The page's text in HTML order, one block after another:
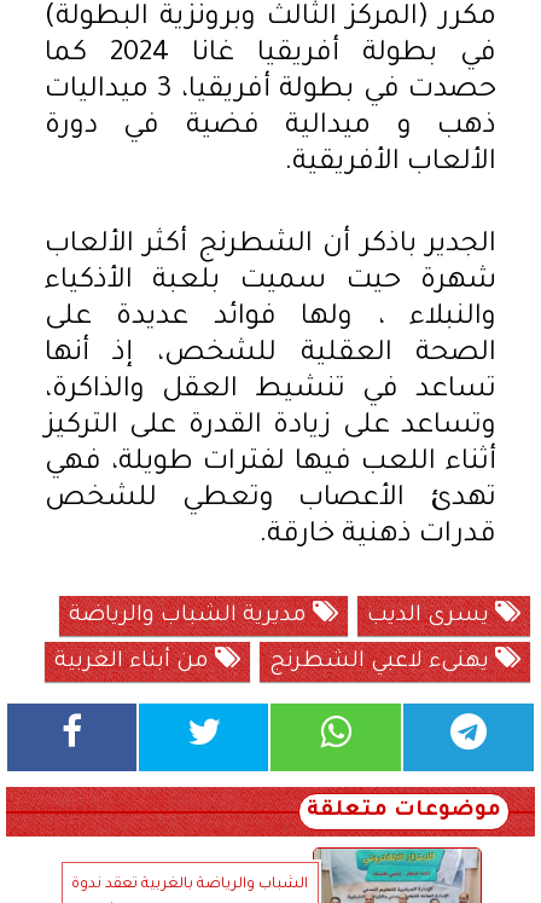
مكرر (المركز الثالث وبرونزية البطولة)
في بطولة أفريقيا غانا 2024 كما
حصدت في بطولة أفريقيا، 3 ميداليات
ذهب و ميدالية فضية في دورة
الألعاب الأفريقية.
الجدير باذكر أن الشطرنج أكثر الألعاب
شهرة حيت سميت بلعبة الأذكياء
والنبلاء ، ولها فوائد عديدة على
الصحة العقلية للشخص، إذ أنها
تساعد في تنشيط العقل والذاكرة،
وتساعد على زيادة القدرة على التركيز
أثناء اللعب فيها لفترات طويلة، فهي
تهدئ الأعصاب وتعطي للشخص
قدرات ذهنية خارقة.
يسرى الديب
مديرية الشباب والرياضة
يهنىء لاعبي الشطرنج
من أبناء الغربية
موضوعات متعلقة
الشباب والرياضة بالغربية تعقد ندوة